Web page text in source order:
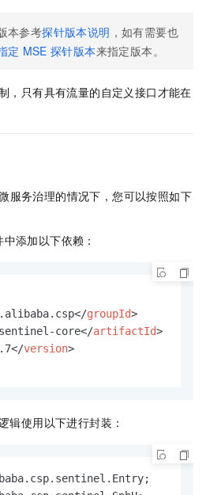
本参考探针版本说明 ，如有需要也
定 MSE 探针版本来指定版本。
，只有具有流量的自定义接口才能在
服务治理的情况下，您可以按照如下
中添加以下依赖：
</groupId>
sentinel-core</artifactId>
</version>
辑使用以下进行封装：